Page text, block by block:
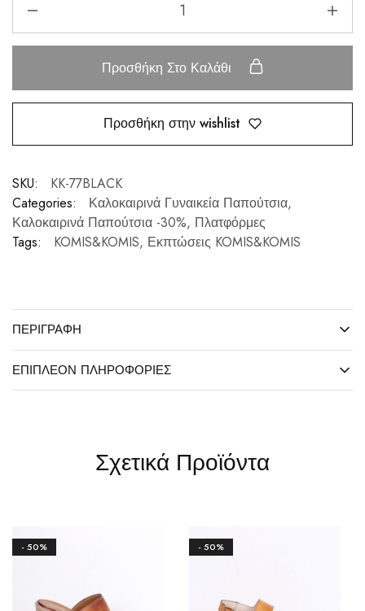
Προσθήκη Στο Καλάθι
Προσθήκη στην wishlist
SKU:
KK-77BLACK
Categories:
Καλοκαιρινά Γυναικεία Παπούτσια,
Καλοκαιρινά Παπούτσια -30%, Πλατφόρμες
Tags:
KOMIS&KOMIS, Εκπτώσεις KOMIS&KOMIS
ΠΕΡΙΓΡΑΦΉ
ΕΠΙΠΛΈΟΝ ΠΛΗΡΟΦΟΡΊΕΣ
Σχετικά Προϊόντα
- 50% - 50%